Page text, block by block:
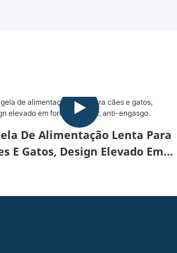
De Alimentação Lenta Para
E Gatos, Design Elevado Em